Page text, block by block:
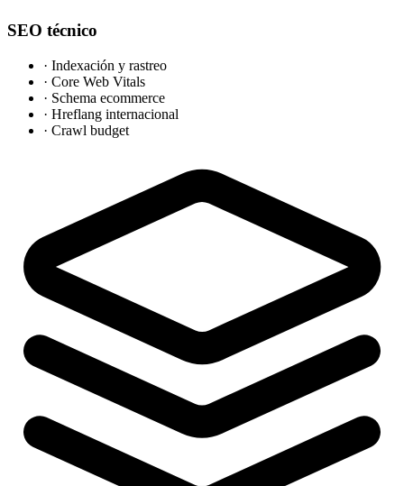
SEO técnico
· Indexación y rastreo
· Core Web Vitals
· Schema ecommerce
· Hreflang internacional
· Crawl budget